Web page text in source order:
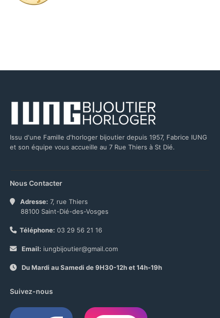
Issu d'une Famille d'horloger bijoutier depuis 1957, Fabrice IUNG
et son équipe vous accueille au 7 Rue Thiers à St Dié.
Nous Contacter
Adresse: 7, rue Thiers
88100 Saint-Dié-des-Vosges
Téléphone: 03 29 56 21 16
Email: iungbijoutier@gmail.com
Du Mardi au Samedi de 9H30-12h et 14h-19h
Suivez-nous